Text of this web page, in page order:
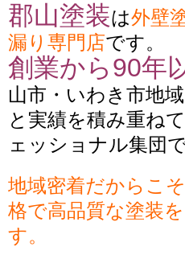
郡山塗装は外壁
漏り専門店です。
創業から90年
山市・いわき市地
と実績を積み重ね
ェッショナル集団で
地域密着だからこ
格で高品質な塗装
す。